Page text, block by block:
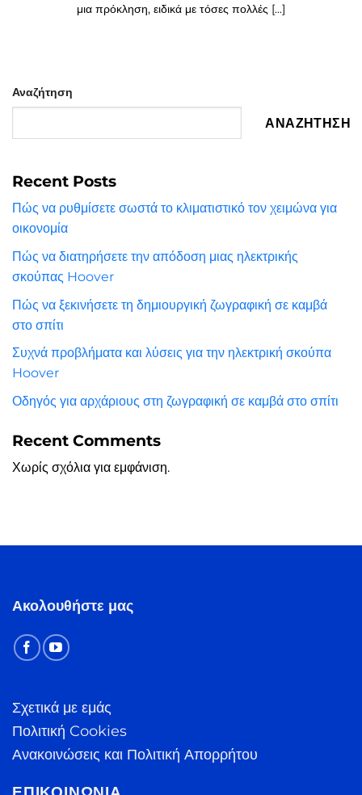
μια πρόκληση, ειδικά με τόσες πολλές [...]
Αναζήτηση
ΑΝΑΖΉΤΗΣΗ
Recent Posts
Πώς να ρυθμίσετε σωστά το κλιματιστικό τον χειμώνα για
οικονομία
Πώς να διατηρήσετε την απόδοση μιας ηλεκτρικής
σκούπας Hoover
Πώς να ξεκινήσετε τη δημιουργική ζωγραφική σε καμβά
στο σπίτι
Συχνά προβλήματα και λύσεις για την ηλεκτρική σκούπα
Hoover
Οδηγός για αρχάριους στη ζωγραφική σε καμβά στο σπίτι
Recent Comments
Χωρίς σχόλια για εμφάνιση.
Ακολουθήστε μας
Σχετικά με εμάς
Πολιτική Cookies
Ανακοινώσεις και Πολιτική Απορρήτου